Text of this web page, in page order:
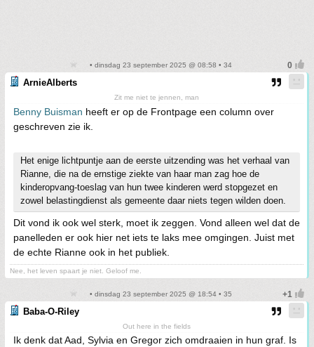
• dinsdag 23 september 2025 @ 08:58 • 34
ArnieAlberts
Zit me niet te jennen, man
Benny Buisman heeft er op de Frontpage een column over
geschreven zie ik.
Het enige lichtpuntje aan de eerste uitzending was het verhaal van
Rianne, die na de ernstige ziekte van haar man zag hoe de
kinderopvang-toeslag van hun twee kinderen werd stopgezet en
zowel belastingdienst als gemeente daar niets tegen wilden doen.
Dit vond ik ook wel sterk, moet ik zeggen. Vond alleen wel dat de
panelleden er ook hier net iets te laks mee omgingen. Juist met
de echte Rianne ook in het publiek.
Nee, het leven spaart je niet. Geloof me.
• dinsdag 23 september 2025 @ 18:54 • 35
Baba-O-Riley
Out here in the fields
Ik denk dat Aad, Sylvia en Gregor zich omdraaien in hun graf. Is